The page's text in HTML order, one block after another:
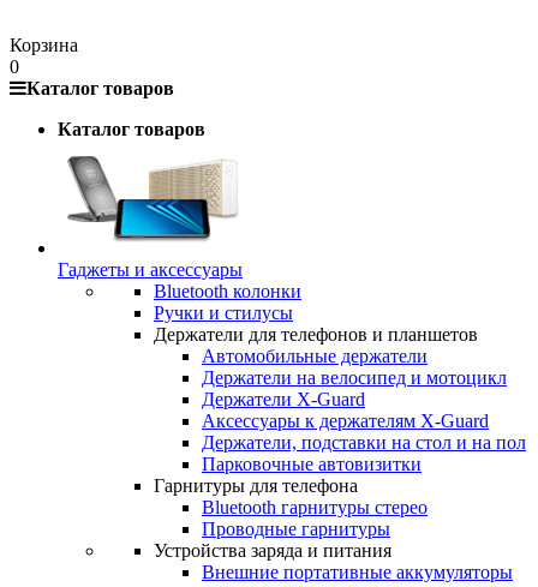
Корзина
0
Каталог товаров
Каталог товаров
Гаджеты и аксессуары
Bluetooth колонки
Ручки и стилусы
Держатели для телефонов и планшетов
Автомобильные держатели
Держатели на велосипед и мотоцикл
Держатели X-Guard
Аксессуары к держателям X-Guard
Держатели, подставки на стол и на пол
Парковочные автовизитки
Гарнитуры для телефона
Bluetooth гарнитуры стерео
Проводные гарнитуры
Устройства заряда и питания
Внешние портативные аккумуляторы